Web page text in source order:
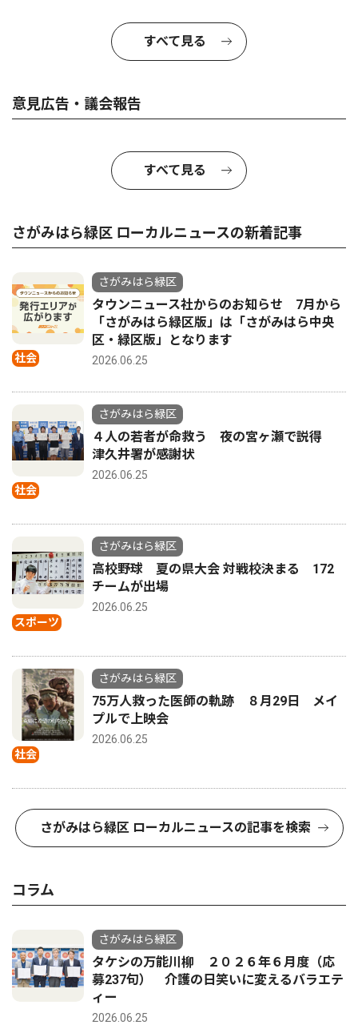
すべて見る
意見広告・議会報告
すべて見る
さがみはら緑区 ローカルニュースの新着記事
社会
さがみはら緑区
タウンニュース社からのお知らせ 7月から
「さがみはら緑区版」は「さがみはら中央
区・緑区版」となります
2026.06.25
社会
さがみはら緑区
４人の若者が命救う 夜の宮ヶ瀬で説得
津久井署が感謝状
2026.06.25
スポーツ
さがみはら緑区
高校野球 夏の県大会 対戦校決まる 172
チームが出場
2026.06.25
社会
さがみはら緑区
75万人救った医師の軌跡 ８月29日 メイ
プルで上映会
2026.06.25
さがみはら緑区 ローカルニュースの記事を検索
コラム
さがみはら緑区
タケシの万能川柳 ２０２６年６月度（応
募237句） 介護の日笑いに変えるバラエテ
ィー
2026.06.25